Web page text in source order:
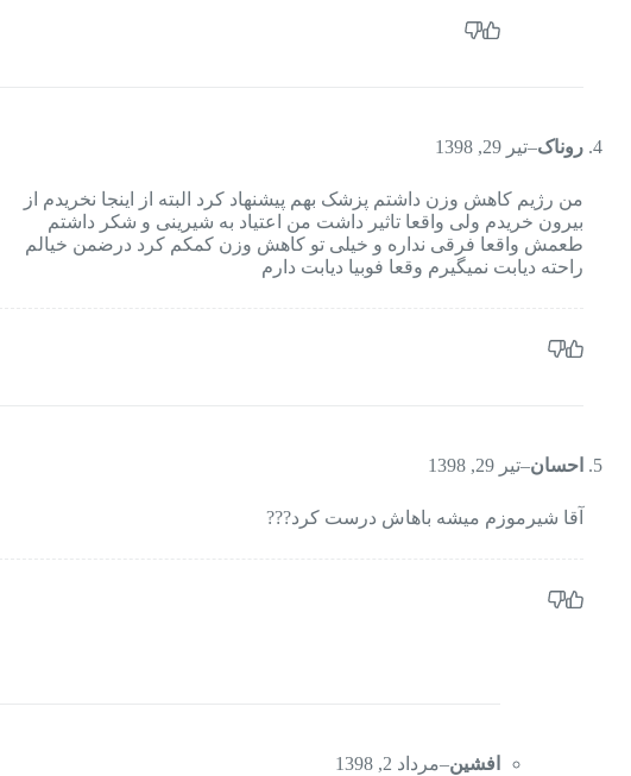
روناک–تیر 29, 1398
من رژيم کاهش وزن داشتم پزشک بهم پیشنهاد کرد البته از اینجا نخریدم از
بیرون خریدم ولی واقعا تاثیر داشت من اعتیاد به شیرینی و شکر داشتم
طعمش واقعا فرقی نداره و خیلی تو کاهش وزن کمکم کرد درضمن خیالم
راحته دیابت نمیگیرم وقعا فوبیا دیابت دارم
احسان–تیر 29, 1398
آقا شیرموزم میشه باهاش درست کرد???
افشین–مرداد 2, 1398